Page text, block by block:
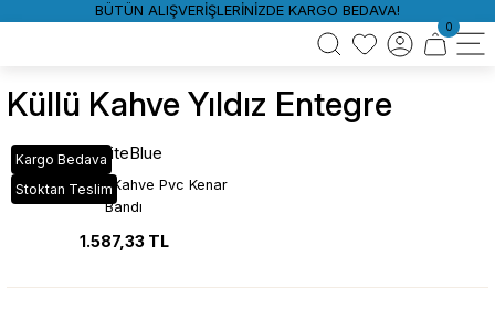
BÜTÜN ALIŞVERİŞLERİNİZDE KARGO BEDAVA!
0
Küllü Kahve Yıldız Entegre
Kargo Bedava
Stoktan Teslim
WhiteBlue
YT_29D Küllü Kahve Pvc Kenar
Bandı
1.587,33 TL